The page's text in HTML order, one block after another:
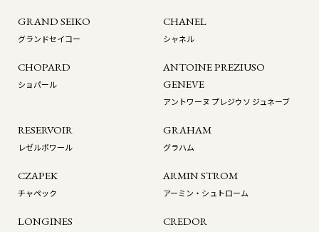
GRAND SEIKO
グランドセイコー
CHANEL
シャネル
CHOPARD
ショパール
ANTOINE PREZIUSO
GENEVE
アントワーヌ プレジウソ ジュネーブ
RESERVOIR
レゼルボワール
GRAHAM
グラハム
CZAPEK
チャペック
ARMIN STROM
アーミン・シュトローム
LONGINES CREDOR